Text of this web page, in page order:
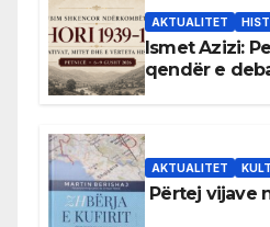
AKTUALITET
Ismet Azizi:
qendër e
AKTUALITET
Përtej vijave